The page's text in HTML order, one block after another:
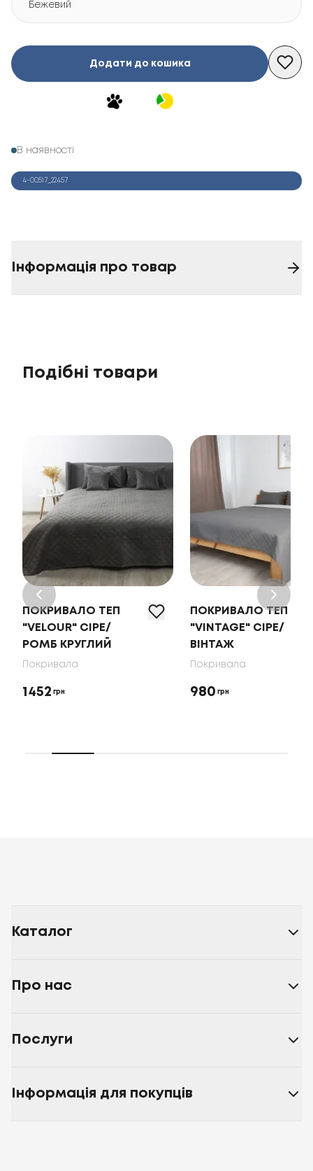
Бежевий
Додати до кошика
В наявності
4-00517_22457
Інформація про товар
Подібні товари
ПОКРИВАЛО ТЕП
"VELOUR" СІРЕ/
РОМБ КРУГЛИЙ
Покривала
1452 грн
ПОКРИВАЛО ТЕП
"VINTAGE" СІРЕ/
ВІНТАЖ
Покривала
980 грн
Каталог
Про нас
Послуги
Інформація для покупців